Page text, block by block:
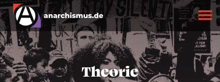
Theorie